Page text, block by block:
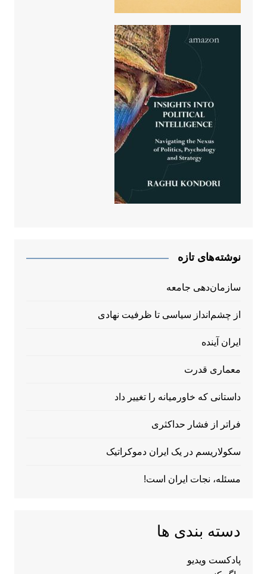
نوشته‌های تازه
سازمان‌دهی جامعه
از چشم‌انداز سیاسی تا ظرفیت نهادی
ایران آینده
معماری قدرت
داستانی که خاورمیانه را تغییر داد
فراتر از فشار حداکثری
سکولاریسم در یک ایران دموکراتیک
مسئله، نجات ایران است!
دسته بندی ها
پادکست ویدیو